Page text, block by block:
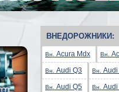
ВНЕДОРОЖНИКИ:
Вн. Acura Mdx Вн.
Вн. Audi Q3 Вн. Audi
Вн. Audi Q5 Вн. Audi